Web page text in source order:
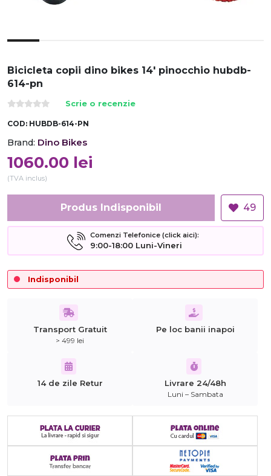
Bicicleta copii dino bikes 14' pinocchio hubdb-
614-pn
Scrie o recenzie
COD: HUBDB-614-PN
Brand: Dino Bikes
1060.00 lei
(TVA inclus)
Produs Indisponibil 49
Comenzi Telefonice (click aici):
9:00-18:00 Luni-Vineri
Indisponibil
Transport Gratuit
> 499 lei
Pe loc banii inapoi
14 de zile Retur Livrare 24/48h
Luni – Sambata